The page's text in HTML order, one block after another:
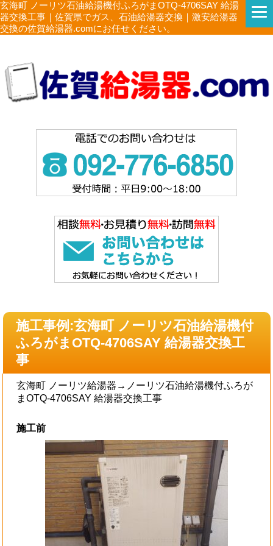
玄海町 ノーリツ石油給湯機付ふろがまOTQ-4706SAY 給湯
器交換工事｜佐賀県でガス、石油給湯器交換｜激安給湯器
交換の佐賀給湯器.comにお任せください。
施工事例:玄海町 ノーリツ石油給湯機付
ふろがまOTQ-4706SAY 給湯器交換工
事
玄海町 ノーリツ給湯器→ノーリツ石油給湯機付ふろが
まOTQ-4706SAY 給湯器交換工事
施工前